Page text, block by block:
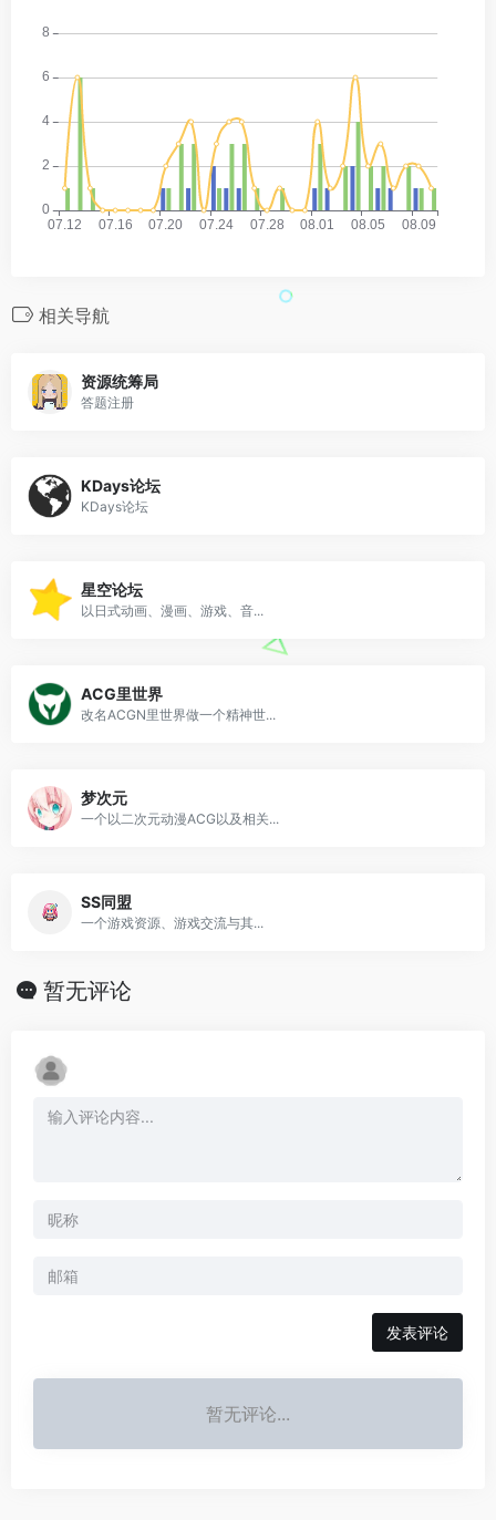
相关导航
资源统筹局
答题注册
KDays论坛
KDays论坛
星空论坛
以日式动画、漫画、游戏、音...
ACG里世界
改名ACGN里世界做一个精神世...
梦次元
一个以二次元动漫ACG以及相关...
SS同盟
一个游戏资源、游戏交流与其...
暂无评论
发表评论
暂无评论...